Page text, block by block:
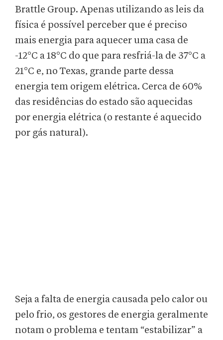
Brattle Group. Apenas utilizando as leis da
física é possível perceber que é preciso
mais energia para aquecer uma casa de
-12°C a 18°C do que para resfriá-la de 37°C a
21°C e, no Texas, grande parte dessa
energia tem origem elétrica. Cerca de 60%
das residências do estado são aquecidas
por energia elétrica (o restante é aquecido
por gás natural).
Seja a falta de energia causada pelo calor ou
pelo frio, os gestores de energia geralmente
notam o problema e tentam “estabilizar” a